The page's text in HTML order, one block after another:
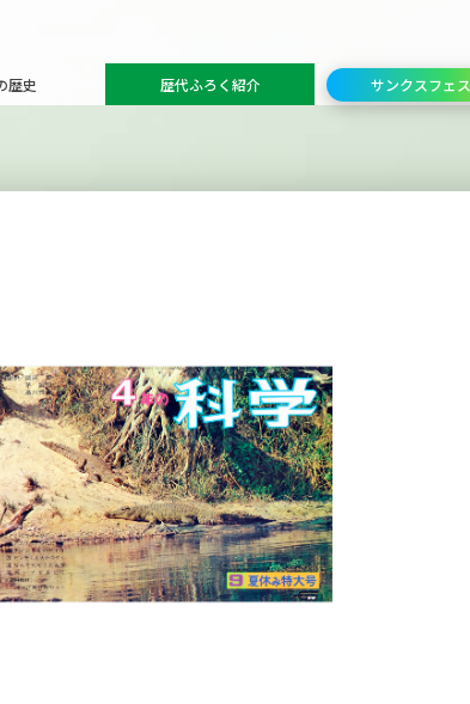
歴史 歴代ふろく紹介 サンクスフェス